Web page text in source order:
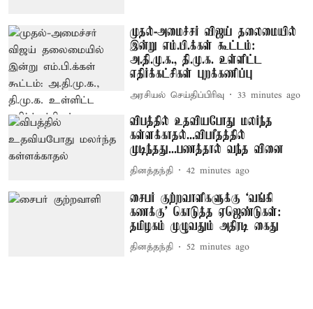
முதல்-அமைச்சர் விஜய் தலைமையில்
இன்று எம்.பி.க்கள் கூட்டம்:
அ.தி.மு.க., தி.மு.க. உள்ளிட்ட
எதிர்க்கட்சிகள் புறக்கணிப்பு
அரசியல் செய்திப்பிரிவு 33 minutes ago
விபத்தில் உதவியபோது மலர்ந்த
கள்ளக்காதல்...விபரீதத்தில்
முடிந்தது...பணத்தால் வந்த வினை
தினத்தந்தி 42 minutes ago
சைபர் குற்றவாளிகளுக்கு ‘வங்கி
கணக்கு’ கொடுத்த ஏஜெண்டுகள்:
தமிழகம் முழுவதும் அதிரடி கைது
தினத்தந்தி 52 minutes ago